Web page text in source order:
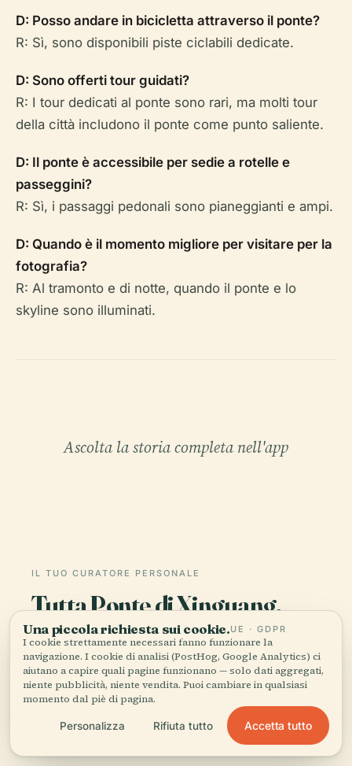
D: Posso andare in bicicletta attraverso il ponte?
R: Sì, sono disponibili piste ciclabili dedicate.
D: Sono offerti tour guidati?
R: I tour dedicati al ponte sono rari, ma molti tour
della città includono il ponte come punto saliente.
D: Il ponte è accessibile per sedie a rotelle e
passeggini?
R: Sì, i passaggi pedonali sono pianeggianti e ampi.
D: Quando è il momento migliore per visitare per la
fotografia?
R: Al tramonto e di notte, quando il ponte e lo
skyline sono illuminati.
Ascolta la storia completa nell'app
IL TUO CURATORE PERSONALE
Tutta Ponte di Xinguang,
raccontata bene.
Guide audio per oltre 1.100 città in 96 paesi.
Storia, racconti e conoscenza locale —
disponibili offline.
Una piccola richiesta sui cookie.UE · GDPR
I cookie strettamente necessari fanno funzionare la
navigazione. I cookie di analisi (PostHog, Google Analytics) ci
aiutano a capire quali pagine funzionano — solo dati aggregati,
niente pubblicità, niente vendita. Puoi cambiare in qualsiasi
momento dal piè di pagina.
Personalizza Rifiuta tutto Accetta tutto